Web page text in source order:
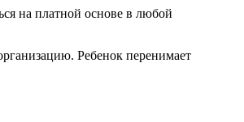
на платной основе в любой
Ребенок перенимает